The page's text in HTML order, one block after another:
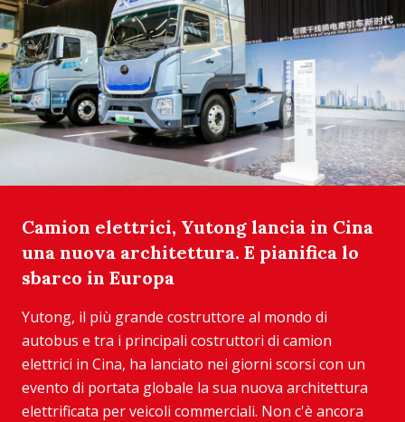
Camion elettrici, Yutong lancia in Cina
una nuova architettura. E pianifica lo
sbarco in Europa
Yutong, il più grande costruttore al mondo di
autobus e tra i principali costruttori di camion
elettrici in Cina, ha lanciato nei giorni scorsi con un
evento di portata globale la sua nuova architettura
elettrificata per veicoli commerciali. Non c'è ancora